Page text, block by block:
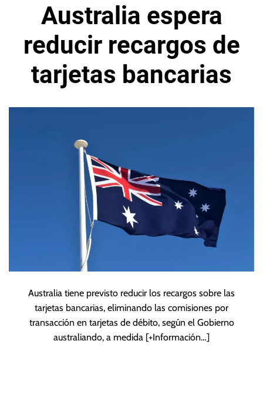
Australia espera
reducir recargos de
tarjetas bancarias
Australia tiene previsto reducir los recargos sobre las
tarjetas bancarias, eliminando las comisiones por
transacción en tarjetas de débito, según el Gobierno
australiando, a medida [+Información…]